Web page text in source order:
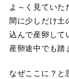
よ～く見てい
間に少しだけ土
込んで産卵して
産卵途中でも踏
なぜここに？と